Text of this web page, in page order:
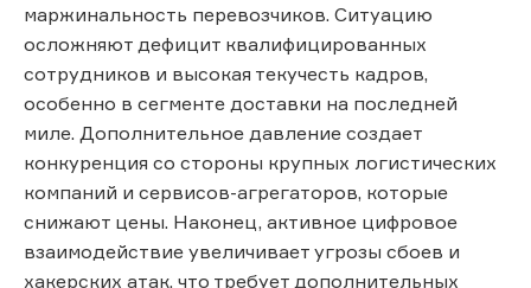
маржинальность перевозчиков. Ситуацию
осложняют дефицит квалифицированных
сотрудников и высокая текучесть кадров,
особенно в сегменте доставки на последней
миле. Дополнительное давление создает
конкуренция со стороны крупных логистических
компаний и сервисов-агрегаторов, которые
снижают цены. Наконец, активное цифровое
взаимодействие увеличивает угрозы сбоев и
хакерских атак, что требует дополнительных